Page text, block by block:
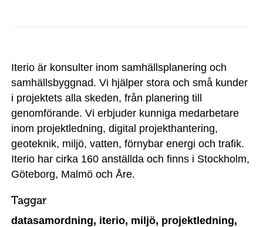
Iterio är konsulter inom samhällsplanering och
samhällsbyggnad. Vi hjälper stora och små kunder
i projektets alla skeden, från planering till
genomförande. Vi erbjuder kunniga medarbetare
inom projektledning, digital projekthantering,
geoteknik, miljö, vatten, förnybar energi och trafik.
Iterio har cirka 160 anställda och finns i Stockholm,
Göteborg, Malmö och Åre.
Taggar
datasamordning, iterio, miljö, projektledning,